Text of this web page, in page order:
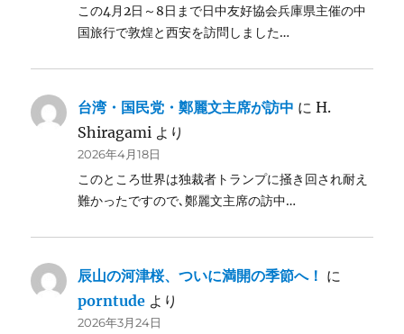
この4月2日～8日まで日中友好協会兵庫県主催の中
国旅行で敦煌と西安を訪問しました…
台湾・国民党・鄭麗文主席が訪中 にH.
Shiragami より
2026年4月18日
このところ世界は独裁者トランプに掻き回され耐え
難かったですので､鄭麗文主席の訪中…
辰山の河津桜、ついに満開の季節へ！ に
porntude より
2026年3月24日